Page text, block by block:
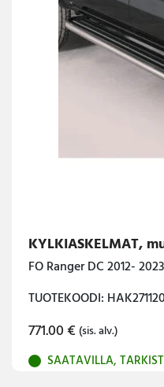
KYLKIASKELMAT,
FO Ranger DC 2012-
TUOTEKOODI:
771.00€ (sis. alv.)
SAATAVILLA,